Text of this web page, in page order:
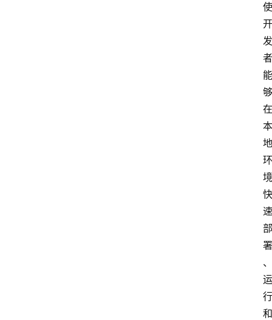
使
开
发
者
能
够
在
本
地
环
境
快
速
部
署
、
运
行
和